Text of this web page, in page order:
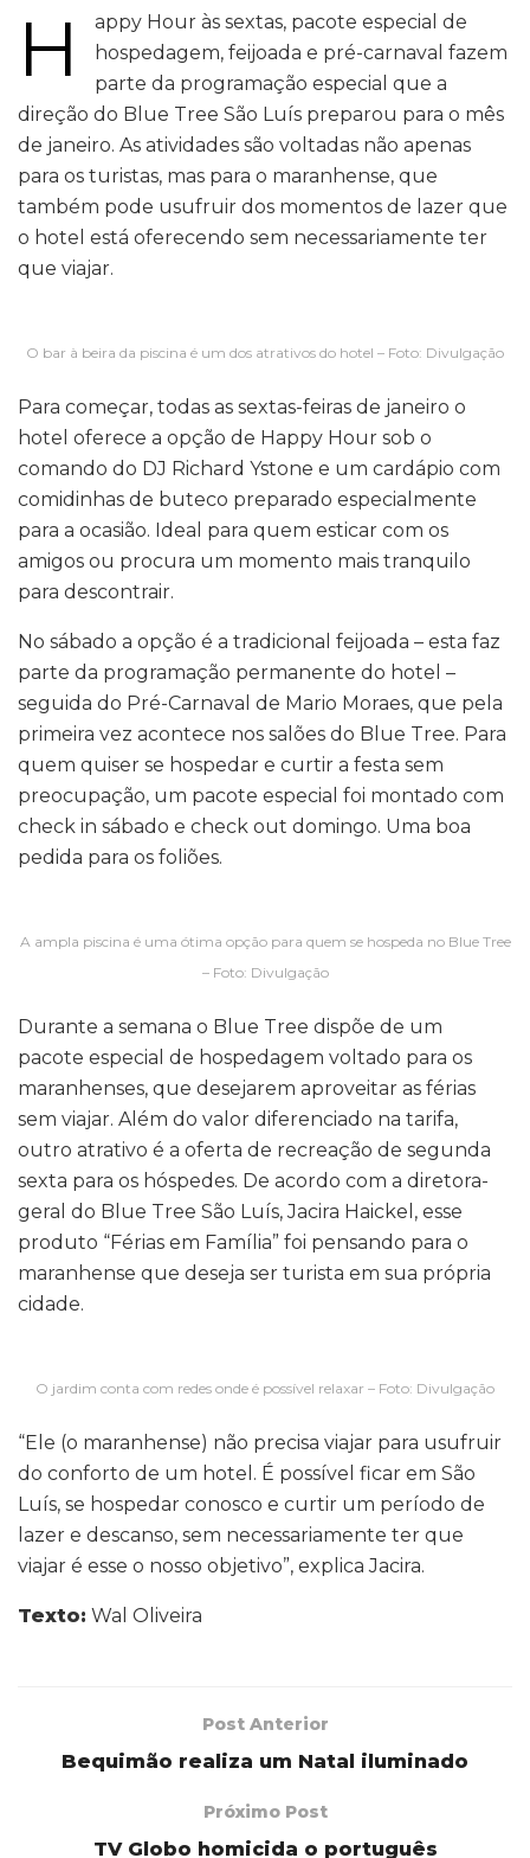
H
appy Hour às sextas, pacote especial de
hospedagem, feijoada e pré-carnaval fazem
parte da programação especial que a
direção do Blue Tree São Luís preparou para o mês
de janeiro. As atividades são voltadas não apenas
para os turistas, mas para o maranhense, que
também pode usufruir dos momentos de lazer que
o hotel está oferecendo sem necessariamente ter
que viajar.
O bar à beira da piscina é um dos atrativos do hotel – Foto: Divulgação
Para começar, todas as sextas-feiras de janeiro o
hotel oferece a opção de Happy Hour sob o
comando do DJ Richard Ystone e um cardápio com
comidinhas de buteco preparado especialmente
para a ocasião. Ideal para quem esticar com os
amigos ou procura um momento mais tranquilo
para descontrair.
No sábado a opção é a tradicional feijoada – esta faz
parte da programação permanente do hotel –
seguida do Pré-Carnaval de Mario Moraes, que pela
primeira vez acontece nos salões do Blue Tree. Para
quem quiser se hospedar e curtir a festa sem
preocupação, um pacote especial foi montado com
check in sábado e check out domingo. Uma boa
pedida para os foliões.
A ampla piscina é uma ótima opção para quem se hospeda no Blue Tree
– Foto: Divulgação
Durante a semana o Blue Tree dispõe de um
pacote especial de hospedagem voltado para os
maranhenses, que desejarem aproveitar as férias
sem viajar. Além do valor diferenciado na tarifa,
outro atrativo é a oferta de recreação de segunda
sexta para os hóspedes. De acordo com a diretora-
geral do Blue Tree São Luís, Jacira Haickel, esse
produto “Férias em Família” foi pensando para o
maranhense que deseja ser turista em sua própria
cidade.
O jardim conta com redes onde é possível relaxar – Foto: Divulgação
“Ele (o maranhense) não precisa viajar para usufruir
do conforto de um hotel. É possível ficar em São
Luís, se hospedar conosco e curtir um período de
lazer e descanso, sem necessariamente ter que
viajar é esse o nosso objetivo”, explica Jacira.
Texto: Wal Oliveira
Post Anterior
Bequimão realiza um Natal iluminado
Próximo Post
TV Globo homicida o português